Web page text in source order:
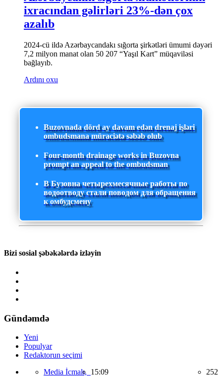
ixracından gəlirləri 23%-dən çox
azalıb
2024-cü ildə Azərbaycandakı sığorta şirkətləri ümumi dəyəri
7,2 milyon manat olan 50 207 “Yaşıl Kart” müqaviləsi
bağlayıb.
Ardını oxu
Buzovnada dörd ay davam edən drenaj işləri
ombudsmana müraciətə səbəb olub
Four-month drainage works in Buzovna
prompt an appeal to the ombudsman
В Бузовна четырехмесячные работы по
водоотводу стали поводом для обращения
к омбудсмену
Bizi sosial şəbəkələrdə izləyin
Gündəmdə
Yeni
Populyar
Redaktorun seçimi
Media İcmalı, 15:09 252